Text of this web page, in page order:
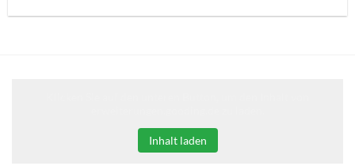
Inhalt laden